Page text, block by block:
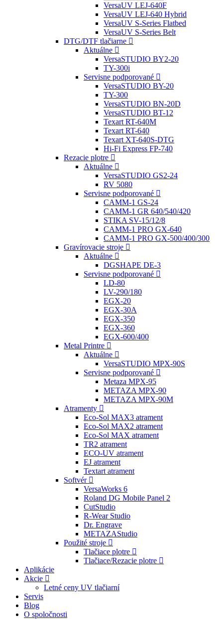
VersaUV LEJ-640F
VersaUV LEJ-640 Hybrid
VersaUV S-Series Flatbed
VersaUV S-Series Belt
DTG/DTF tlačiarne
Aktuálne
VersaSTUDIO BY2-20
TY-300i
Servisne podporované
VersaSTUDIO BY-20
TY-300
VersaSTUDIO BN-20D
VersaSTUDIO BT-12
Texart RT-640M
Texart RT-640
Texart XT-640S-DTG
Hi-Fi Express FP-740
Rezacie plotre
Aktuálne
VersaSTUDIO GS2-24
RV 5080
Servisne podporované
CAMM-1 GS-24
CAMM-1 GR 640/540/420
STIKA SV-15/12/8
CAMM-1 PRO GX-640
CAMM-1 PRO GX-500/400/300
Gravírovacie stroje
Aktuálne
DGSHAPE DE-3
Servisne podporované
LD-80
LV-290/180
EGX-20
EGX-30A
EGX-350
EGX-360
EGX-600/400
Metal Printre
Aktuálne
VersaSTUDIO MPX-90S
Servisne podporované
Metaza MPX-95
METAZA MPX-90
METAZA MPX-90M
Atramenty
Eco-Sol MAX3 atrament
Eco-Sol MAX2 atrament
Eco-Sol MAX atrament
TR2 atrament
ECO-UV atrament
EJ atrament
Textart atrament
Softvér
VersaWorks 6
Roland DG Mobile Panel 2
CutStudio
R-Wear Studio
Dr. Engrave
METAZAStudio
Použité stroje
Tlačiace plotre
Tlačiace/Rezacie plotre
Aplikácie
Akcie
Letné ceny UV tlačiarní
Servis
Blog
O spoločnosti